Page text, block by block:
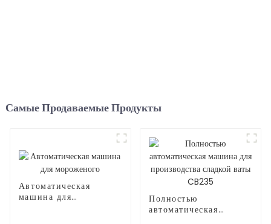
Самые Продаваемые Продукты
Автоматическая
машина для
Полностью
автоматическая